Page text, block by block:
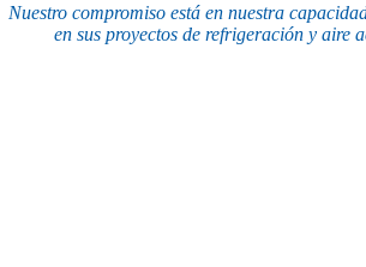
Nuestro compromiso está en nuestra
en sus proyectos de refrigeración y aire